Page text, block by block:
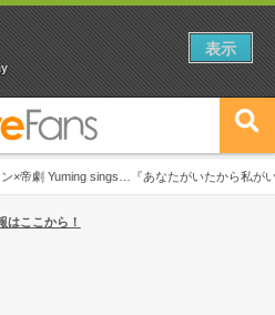
ン×帝劇 Yuming sings…『あなたがいたから私が
年上半期編発表！
はここから！
表示